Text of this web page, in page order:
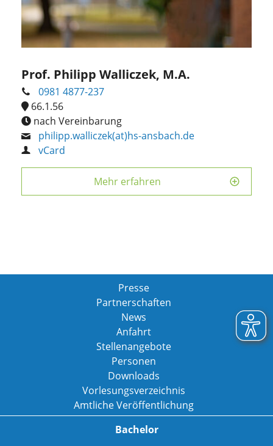
Prof. Philipp Walliczek, M.A.
0981 4877-237
66.1.56
nach Vereinbarung
philipp.walliczek(at)hs-ansbach.de
vCard
Mehr erfahren
Presse
Partnerschaften
News
Anfahrt
Stellenangebote
Personen
Downloads
Vorlesungsverzeichnis
Amtliche Veröffentlichung
Bachelor